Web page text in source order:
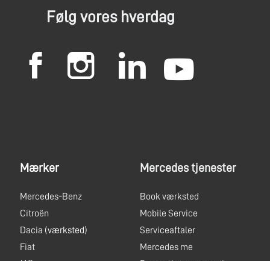
Følg vores hverdag
Mærker
Mercedes-Benz
Citroën
Dacia (værksted)
Fiat
Mercedes tjenester
Book værksted
Mobile Service
Serviceaftaler
Mercedes me